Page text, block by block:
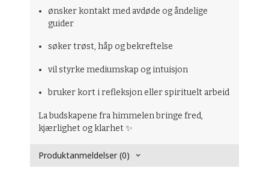
ønsker kontakt med avdøde og åndelige
guider
søker trøst, håp og bekreftelse
vil styrke mediumskap og intuisjon
bruker kort i refleksjon eller spirituelt arbeid
La budskapene fra himmelen bringe fred,
kjærlighet og klarhet ✨
Produktanmeldelser (0)